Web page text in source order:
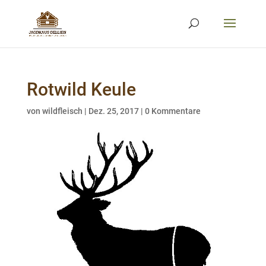
Rotwild Keule
von wildfleisch | Dez. 25, 2017| 0 Kommentare